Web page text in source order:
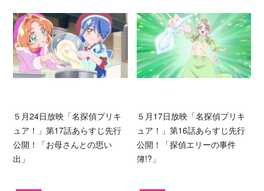
５月24日放映「名探偵プリキ
ュア！」第17話あらすじ先行
公開！「お母さんとの思い
出」
５月17日放映「名探偵プリキ
ュア！」第16話あらすじ先行
公開！「探偵エリーの事件
簿!?」